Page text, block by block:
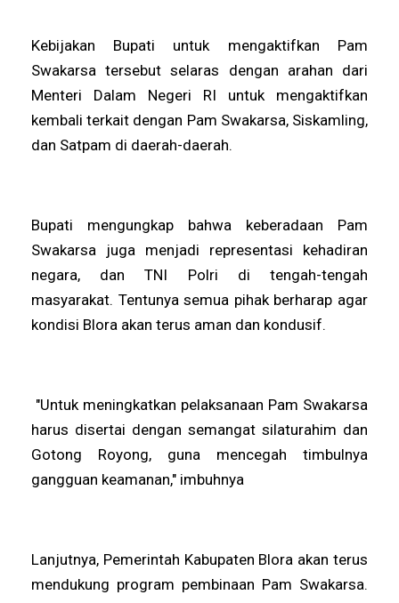
Kebijakan Bupati untuk mengaktifkan Pam
Swakarsa tersebut selaras dengan arahan dari
Menteri Dalam Negeri RI untuk mengaktifkan
kembali terkait dengan Pam Swakarsa, Siskamling,
dan Satpam di daerah-daerah.
Bupati mengungkap bahwa keberadaan Pam
Swakarsa juga menjadi representasi kehadiran
negara, dan TNI Polri di tengah-tengah
masyarakat. Tentunya semua pihak berharap agar
kondisi Blora akan terus aman dan kondusif.
"Untuk meningkatkan pelaksanaan Pam Swakarsa
harus disertai dengan semangat silaturahim dan
Gotong Royong, guna mencegah timbulnya
gangguan keamanan," imbuhnya
Lanjutnya, Pemerintah Kabupaten Blora akan terus
mendukung program pembinaan Pam Swakarsa.